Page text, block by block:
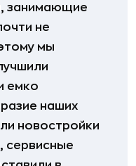
занимающие
не
мы
емко
наших
новостройки
сервисные